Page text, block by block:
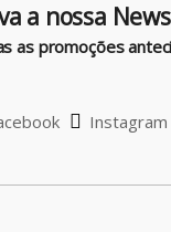
a nossa
as promoções
Instagram